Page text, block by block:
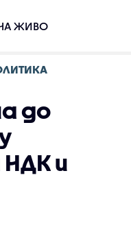
ЖИВО
до
и